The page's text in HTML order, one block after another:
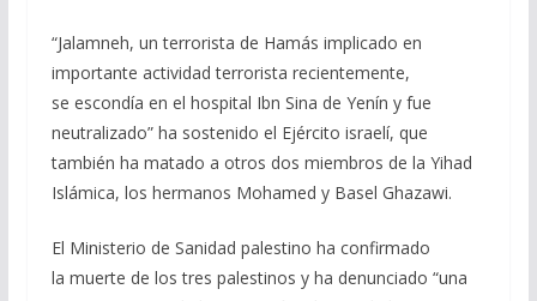
“Jalamneh, un terrorista de Hamás implicado en
importante actividad terrorista recientemente,
se escondía en el hospital Ibn Sina de Yenín y fue
neutralizado” ha sostenido el Ejército israelí, que
también ha matado a otros dos miembros de la Yihad
Islámica, los hermanos Mohamed y Basel Ghazawi.
El Ministerio de Sanidad palestino ha confirmado
la muerte de los tres palestinos y ha denunciado “una